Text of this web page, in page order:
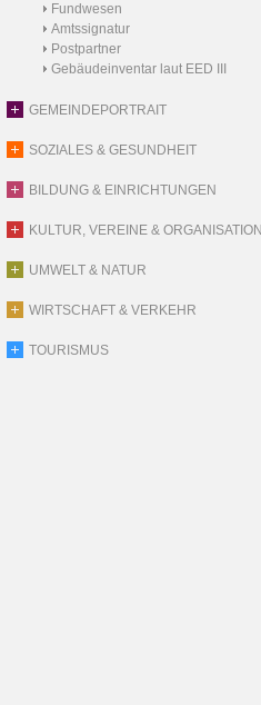
Fundwesen
Amtssignatur
Postpartner
Gebäudeinventar laut EED III
GEMEINDEPORTRAIT
SOZIALES & GESUNDHEIT
BILDUNG & EINRICHTUNGEN
KULTUR, VEREINE &
UMWELT & NATUR
WIRTSCHAFT & VERKEHR
TOURISMUS